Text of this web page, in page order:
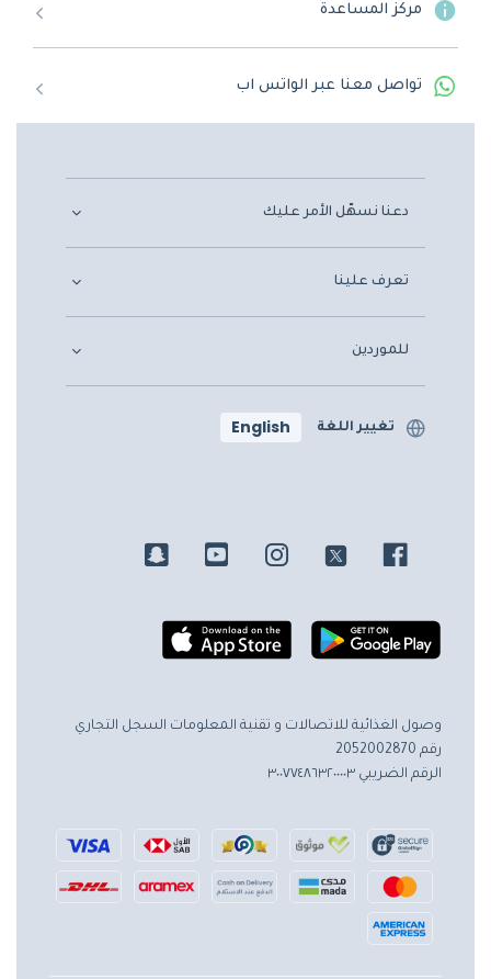
مركز المساعدة
تواصل معنا عبر الواتس اب
دعنا نسهّل الأمر عليك
تعرف علينا
للموردين
تغيير اللغة English
وصول الغذائية للاتصالات و تقنية المعلومات السجل التجاري
رقم 2052002870
الرقم الضريبي ٣٠٠٧٧٤٨٦٣٢٠٠٠٠٣